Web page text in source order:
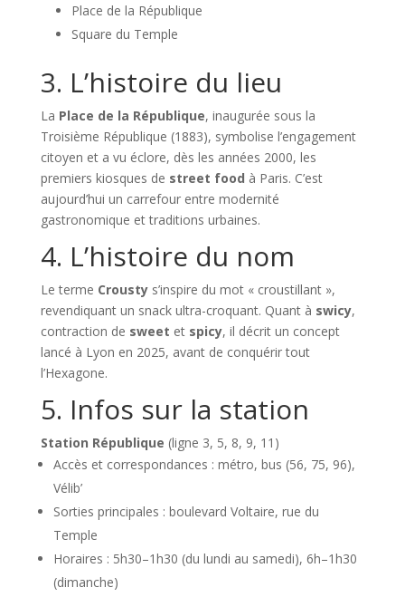
Place de la République
Square du Temple
3. L’histoire du lieu
La Place de la République, inaugurée sous la
Troisième République (1883), symbolise l’engagement
citoyen et a vu éclore, dès les années 2000, les
premiers kiosques de street food à Paris. C’est
aujourd’hui un carrefour entre modernité
gastronomique et traditions urbaines.
4. L’histoire du nom
Le terme Croustys’inspire du mot « croustillant »,
revendiquant un snack ultra-croquant. Quant à swicy,
contraction de sweet et spicy, il décrit un concept
lancé à Lyon en 2025, avant de conquérir tout
l’Hexagone.
5. Infos sur la station
Station République (ligne 3, 5, 8, 9, 11)
Accès et correspondances : métro, bus (56, 75, 96),
Vélib’
Sorties principales : boulevard Voltaire, rue du
Temple
Horaires : 5h30–1h30 (du lundi au samedi), 6h–1h30
(dimanche)